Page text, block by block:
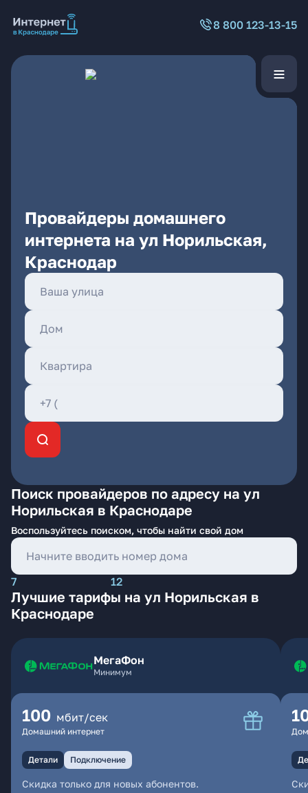
8 800 123-13-15
Провайдеры домашнего
интернета на ул Норильская,
Краснодар
Поиск провайдеров по адресу на ул
Норильская в Краснодаре
Воспользуйтесь поиском, чтобы найти свой дом
7 12
Лучшие тарифы на ул Норильская в
Краснодаре
МегаФон
Минимум
100 мбит/сек
Домашний интернет
Детали Подключение
Скидка только для новых абонентов.